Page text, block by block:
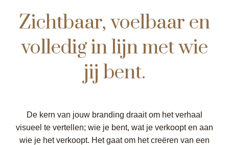
Zichtbaar, voelbaar en
volledig in lijn met wie
jij bent.
De kern van jouw branding draait om het verhaal
visueel te vertellen; wie je bent, wat je verkoopt en aan
wie je het verkoopt. Het gaat om het creëren van een